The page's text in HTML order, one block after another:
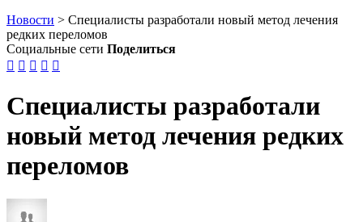
Новости > Специалисты разработали новый метод лечения
редких переломов
Социальные сети Поделиться
    
Специалисты разработали
новый метод лечения редких
переломов